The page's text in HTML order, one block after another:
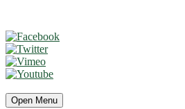
Open Menu